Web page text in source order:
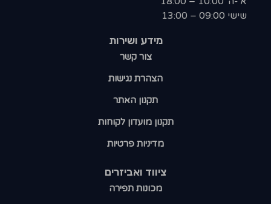
ציווד ואביזרים
מכונות תפירה
מידע ושירות
צור קשר
הצהרת נגישות
תקנון האתר
תקנון מועדון לקוחות
מדיניות פרטיות
שישי 09:00 – 13:00